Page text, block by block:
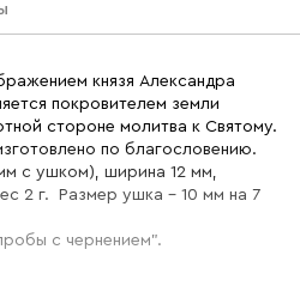
князя Александра
покровителем земли
стороне молитва к Святому.
по благословению.
с ушком), ширина 12 мм,
2 г. Размер ушка - 10 мм на 7
с чернением".